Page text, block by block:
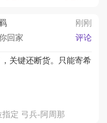
刚刚
回家
评论
关键还断货。只能寄希
定 弓兵-阿周那